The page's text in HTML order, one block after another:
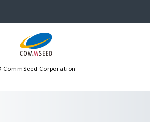
CommSeed Corporation